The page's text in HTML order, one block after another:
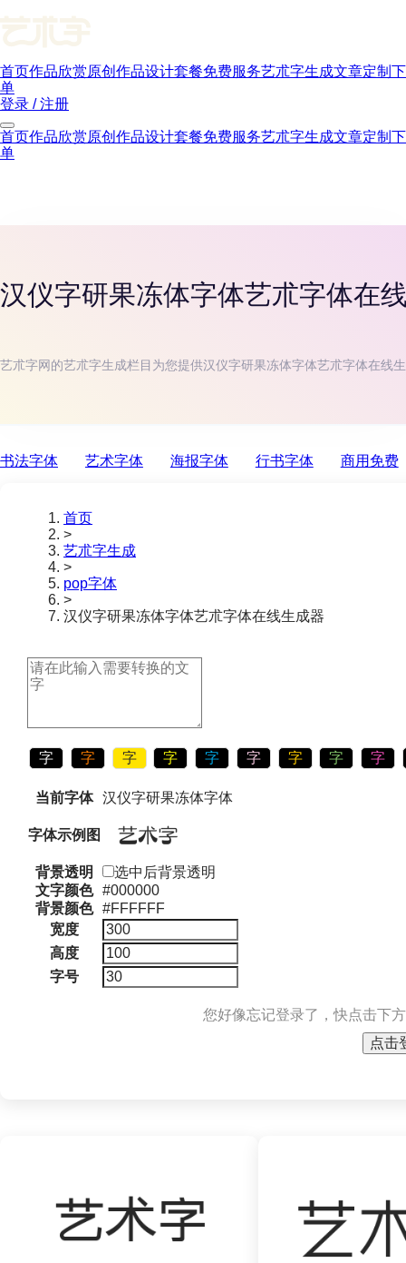
首页作品欣赏原创作品设计套餐免费服务艺朮字生成文章定制下
单
登录 / 注册
首页作品欣赏原创作品设计套餐免费服务艺朮字生成文章定制下
单
汉仪字研果冻体字体艺朮字体在
艺朮字网的艺朮字生成栏目为您提供汉仪字研果冻体字体艺朮字体在线
书法字体 艺术字体 海报字体 行书字体 商用免费
首页
>
艺朮字生成
>
pop字体
>
汉仪字研果冻体字体艺朮字体在线生成器
字 字 字 字 字 字 字 字 字
当前字体 汉仪字研果冻体字体
字体示例图
背景透明
选中后背景透明
文字颜色 #000000
背景颜色 #FFFFFF
宽度
高度
字号
您好像忘记登录了，快点击下
点击